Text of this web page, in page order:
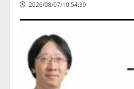
2026/08/07/10:54:39